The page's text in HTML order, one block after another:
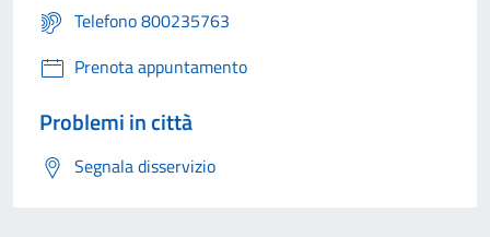
Telefono 800235763
Prenota appuntamento
Problemi in città
Segnala disservizio